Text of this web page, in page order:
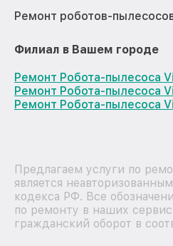
Ремонт роботов-
Филиал в Вашем городе
Ремонт Робота-пылесоса
Ремонт Робота-пылесоса
Ремонт Робота-пылесоса
Предлагаем услуги по
является
кодекса РФ. Все
по ремонту в наших
гражданский оборот в